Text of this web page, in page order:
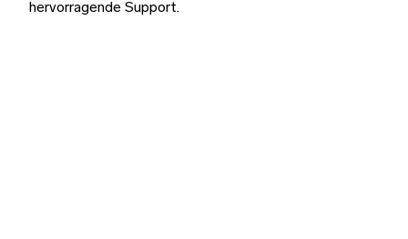
hervorragende Support.